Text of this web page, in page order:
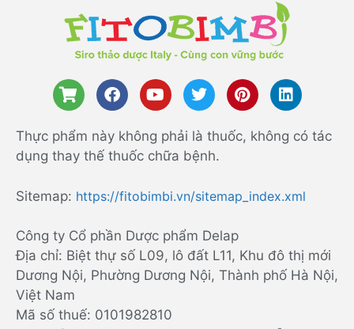
Thực phẩm này không phải là thuốc, không có tác
dụng thay thế thuốc chữa bệnh.
Sitemap: https://fitobimbi.vn/sitemap_index.xml
Công ty Cổ phần Dược phẩm Delap
Địa chỉ: Biệt thự số L09, lô đất L11, Khu đô thị mới
Dương Nội, Phường Dương Nội, Thành phố Hà Nội,
Việt Nam
Mã số thuế: 0101982810